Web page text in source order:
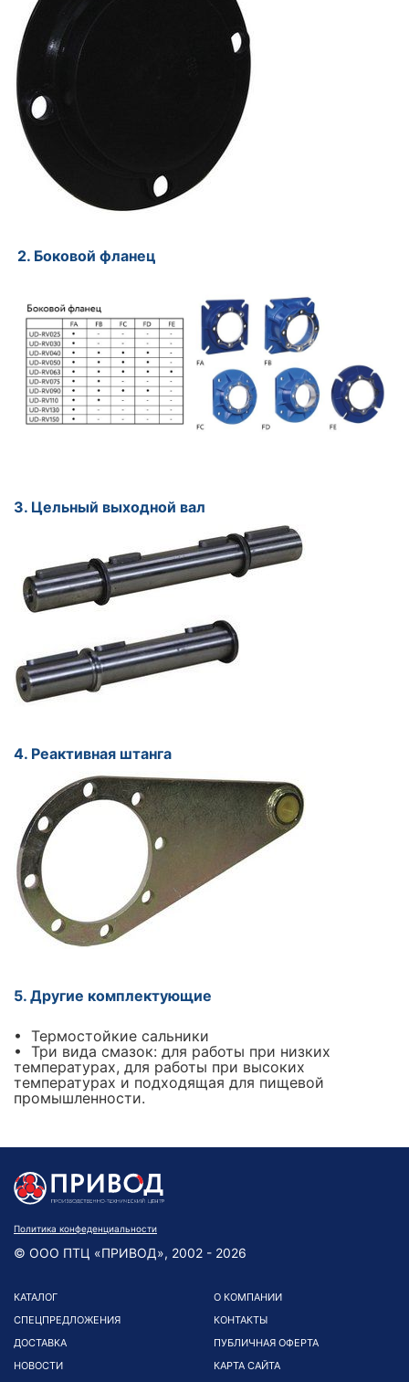
2. Боковой фланец
3. Цельный выходной вал
4. Реактивная штанга
5. Другие комплектующие
• Термостойкие сальники
• Три вида смазок: для работы при низких
температурах, для работы при высоких
температурах и подходящая для пищевой
промышленности.
Политика конфеденциальности
© ООО ПТЦ «ПРИВОД», 2002 - 2026
КАТАЛОГ
СПЕЦПРЕДЛОЖЕНИЯ
ДОСТАВКА
НОВОСТИ
О КОМПАНИИ
КОНТАКТЫ
ПУБЛИЧНАЯ ОФЕРТА
КАРТА САЙТА